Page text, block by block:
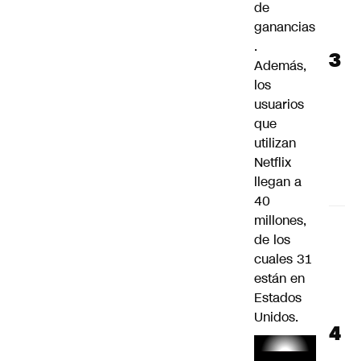
de
ganancias
.
Además,
los
usuarios
que
utilizan
Netflix
llegan a
40
millones,
de los
cuales 31
están en
Estados
Unidos.